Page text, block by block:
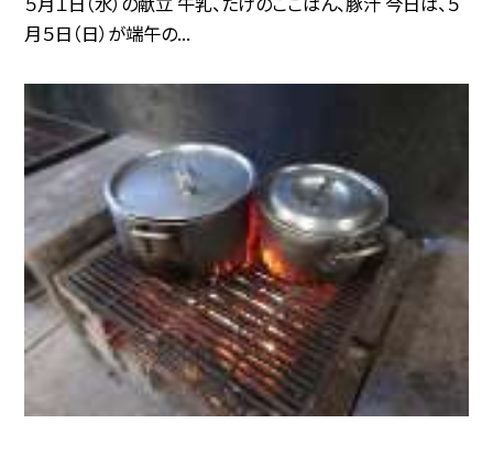
月５日（日）が端午の...